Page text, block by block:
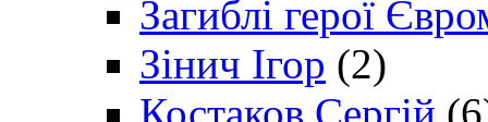
Загиблі герої
Зінич Ігор (2)
Костаков Сергій